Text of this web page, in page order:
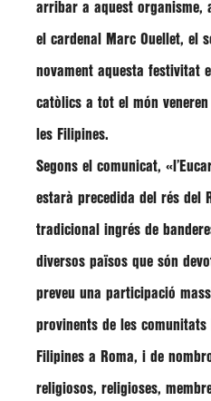
arribar a aquest organisme,
el cardenal Marc Ouellet, el
novament aquesta festivitat
catòlics a tot el món veneren
les Filipines.
Segons el comunicat,
estarà precedida del rés del
tradicional ingrés de
diversos països que són
preveu una participació
provinents de les
Filipines a Roma, i de
religiosos, religioses,